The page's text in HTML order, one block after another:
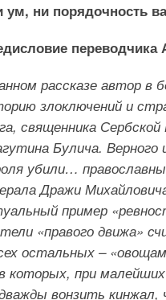
ум, ни порядочность
переводчика
рассказе автор в
злоключений и
священника
Булича. Верного
убили…
Дражи
пример
«правого движа»
остальных –
при
вонзить